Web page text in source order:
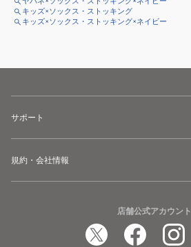
キッズ×ソックス・ストッキング
キッズ×ソックス・ストッキング×ネイビー
サポート
規約・会社情報
店舗公式アカウント